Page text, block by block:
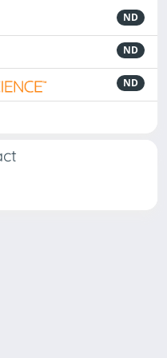
ND
ND
ND